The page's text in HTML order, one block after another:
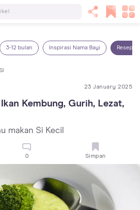
Selanjutnya
3-12 bulan Inspirasi Nama Bayi Resep
23 January 2025
Kembung, Gurih, Lezat,
makan Si Kecil
0 Simpan